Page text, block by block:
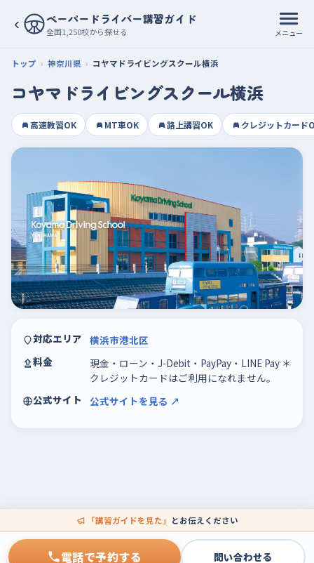
‹ ペーパードライバー講習ガイド
全国1,250校から探せる メニュー
トップ 神奈川県 コヤマドライビングスクール横浜
コヤマドライビングスクール横浜
高速教習OK MT車OK 路上講習OK クレジットカード
対応エリア 横浜市港北区
料金
現金・ローン・J-Debit・PayPay・LINE Pay ＊
クレジットカードはご利用になれません。
公式サイト
公式サイトを見る ↗
「講習ガイドを見た」 とお伝えください
電話で予約する 問い合わせる